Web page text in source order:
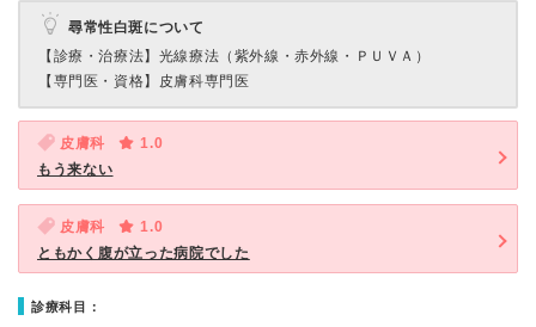
尋常性白斑について
【診療・治療法】 光線療法（紫外線・赤外線・ＰＵＶＡ）
【専門医・資格】 皮膚科専門医
皮膚科
1.0
もう来ない
皮膚科
1.0
ともかく腹が立った病院でした
診療科目：